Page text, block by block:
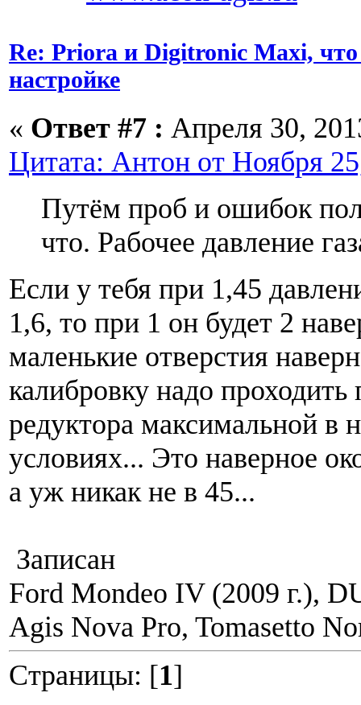
Re: Priora и Digitronic Maxi, что
настройке
« Ответ #7 : Апреля 30,
Цитата: Антон от Ноября
Путём проб и ошибок
что. Рабочее давление
Если у тебя при 1,45
1,6, то при 1 он будет 2
маленькие отверстия
калибровку надо проходить
редуктора максимальной в
условиях... Это наверное
а уж никак не в 45...
Записан
Ford Mondeo IV (2009 г.),
Agis Nova Pro, Tomasetto
Страницы: [1]